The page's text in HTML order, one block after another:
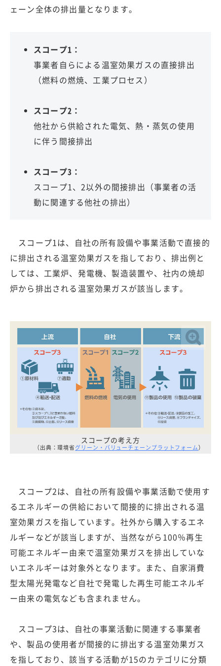
ェーン全体の排出量となります。
スコープ1：
事業者自らによる温室効果ガスの直接排出
（燃料の燃焼、工業プロセス）
スコープ2：
他社から供給された電気、熱・蒸気の使用
に伴う間接排出
スコープ3：
スコープ1、2以外の間接排出（事業者の活
動に関連する他社の排出）
スコープ1は、自社の所有設備や事業活動で直接的
に排出される温室効果ガスを指しており、排出例と
しては、工業炉、発電機、製造装置や、社内の焼却
炉から排出される温室効果ガスが該当します。
スコープの考え方
（出典：環境省グリーン・バリューチェーンプラットフォーム）
スコープ2は、自社の所有設備や事業活動で使用す
るエネルギーの供給において間接的に排出される温
室効果ガスを指しています。社外から購入するエネ
ルギーなどが該当しますが、当然ながら100％再生
可能エネルギー由来で温室効果ガスを排出していな
いエネルギーは対象外となります。また、自家消費
型太陽光発電など自社で発電した再生可能エネルギ
ー由来の電気なども含まれません。
スコープ3は、自社の事業活動に関連する事業者
や、製品の使用者が間接的に排出する温室効果ガス
を指しており、該当する活動が15のカテゴリに分類